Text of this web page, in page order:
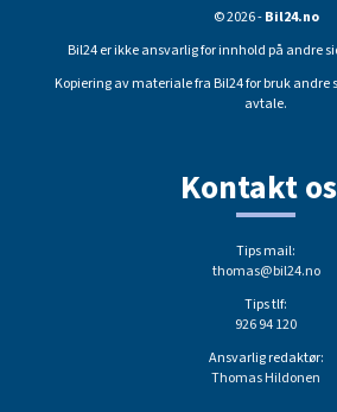
© 2026 -Bil24.no
Bil24 er ikke ansvarlig for innhold på andre
Kopiering av materiale fra Bil24 for bruk andre
avtale.
Kontakt
Tips mail:
thomas@bil24.no
Tips tlf:
926 94 120
Ansvarlig redaktør:
Thomas Hildonen